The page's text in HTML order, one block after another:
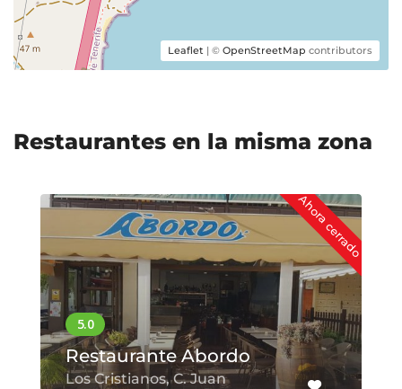
Leaflet | © OpenStreetMap contributors
Restaurantes en la misma zona
Ahora cerrado
Restaurante Abordo
Los Cristianos, C. Juan